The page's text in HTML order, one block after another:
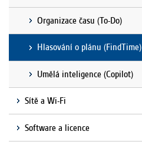
Organizace času (To-Do)
Hlasování o plánu (FindTime)
Umělá inteligence (Copilot)
Sítě a Wi-Fi
Software a licence